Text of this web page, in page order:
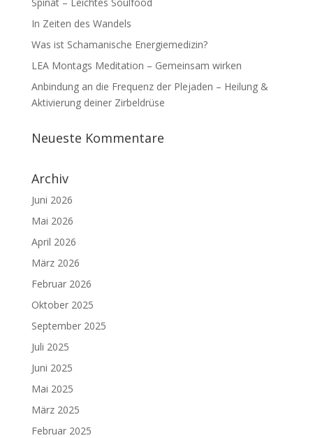
In Zeiten des Wandels
Was ist Schamanische Energiemedizin?
LEA Montags Meditation – Gemeinsam wirken
Anbindung an die Frequenz der Plejaden – Heilung &
Aktivierung deiner Zirbeldrüse
Neueste Kommentare
Archiv
Juni 2026
Mai 2026
April 2026
März 2026
Februar 2026
Oktober 2025
September 2025
Juli 2025
Juni 2025
Mai 2025
März 2025
Februar 2025